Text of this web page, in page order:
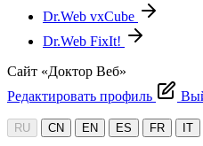
Dr.Web vxCube
Dr.Web FixIt!
Сайт «Доктор Веб»
Редактировать профиль
RU CN EN ES FR IT